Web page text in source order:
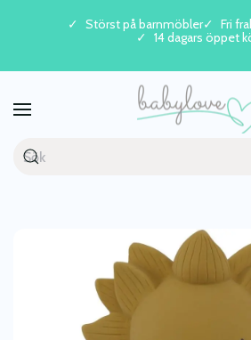
Skip to main content
Störst på barnmöbler
Fri
14 dagars öppet